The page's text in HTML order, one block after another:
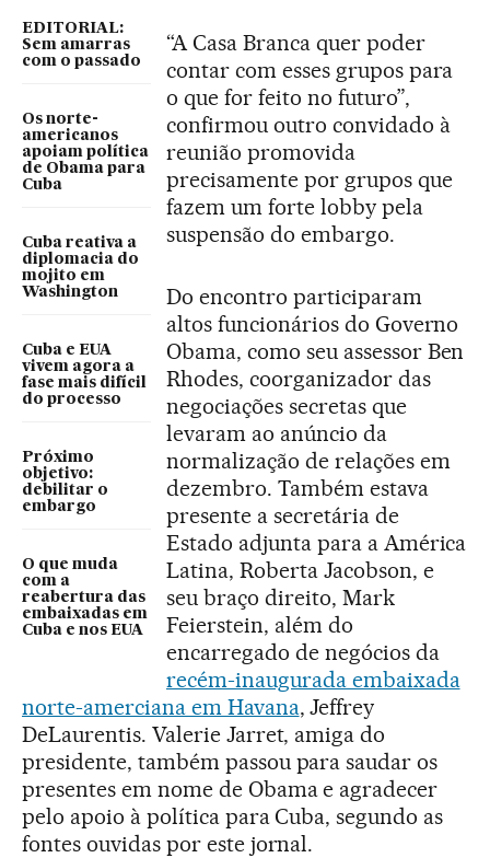
EDITORIAL:
Sem amarras
com o passado
Os norte-
americanos
apoiam política
de Obama para
Cuba
Cuba reativa a
diplomacia do
mojito em
Washington
Cuba e EUA
vivem agora a
fase mais difícil
do processo
Próximo
objetivo:
debilitar o
embargo
O que muda
com a
reabertura das
embaixadas em
Cuba e nos EUA
“A Casa Branca quer poder
contar com esses grupos para
o que for feito no futuro”,
confirmou outro convidado à
reunião promovida
precisamente por grupos que
fazem um forte lobby pela
suspensão do embargo.
Do encontro participaram
altos funcionários do Governo
Obama, como seu assessor Ben
Rhodes, coorganizador das
negociações secretas que
levaram ao anúncio da
normalização de relações em
dezembro. Também estava
presente a secretária de
Estado adjunta para a América
Latina, Roberta Jacobson, e
seu braço direito, Mark
Feierstein, além do
encarregado de negócios da
recém-inaugurada embaixada
norte-amerciana em Havana, Jeffrey
DeLaurentis. Valerie Jarret, amiga do
presidente, também passou para saudar os
presentes em nome de Obama e agradecer
pelo apoio à política para Cuba, segundo as
fontes ouvidas por este jornal.